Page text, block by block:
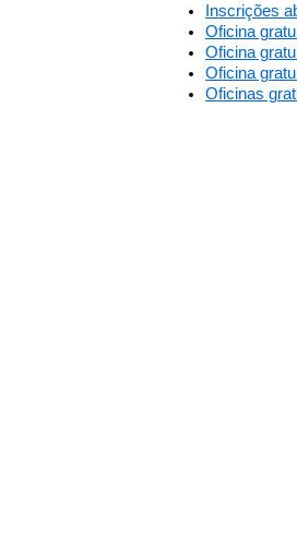
Inscrições
Oficina
Oficina
Oficina
Oficinas